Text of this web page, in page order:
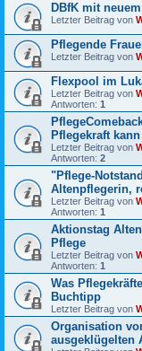
DBfK mit
Letzter Beitrag von
Pflegende
Letzter Beitrag von
Flexpool im
Letzter Beitrag von
Antworten: 1
Pflegekraft
Letzter Beitrag von
Antworten: 2
"Pflege-
Altenpflegerin,
Letzter Beitrag von
Antworten: 1
Aktionstag
Pflege
Letzter Beitrag von
Antworten: 1
Was
Buchtipp
Letzter Beitrag von
Organisation
ausgeklügelten